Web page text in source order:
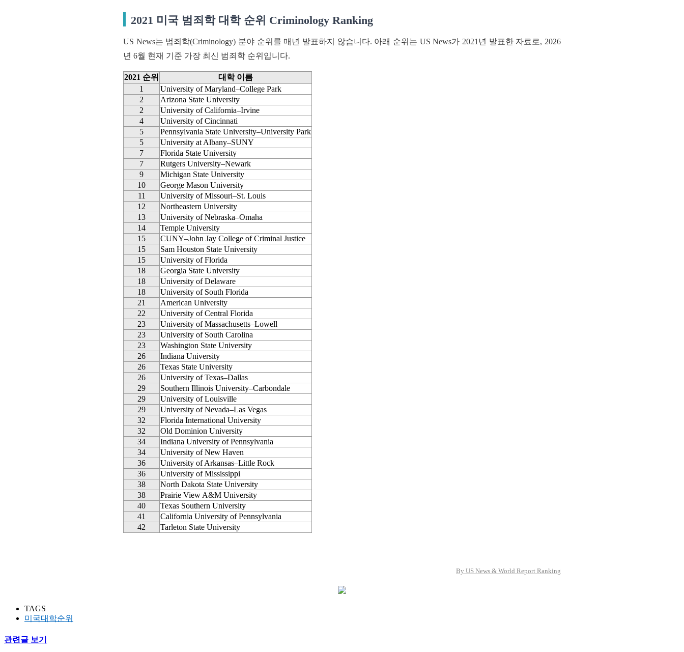
2021 미국 범죄학 대학 순위 Criminology Ranking
US News는 범죄학(Criminology) 분야 순위를 매년 발표하지 않습니다. 아래 순위는 US News가 2021년 발표한 자료로, 2026
년 6월 현재 기준 가장 최신 범죄학 순위입니다.
2021 순위
대학 이름
1
University of Maryland–College Park
2
Arizona State University
2
University of California–Irvine
4
University of Cincinnati
5
Pennsylvania State University–University Park
5
University at Albany–SUNY
7
Florida State University
7
Rutgers University–Newark
9
Michigan State University
10
George Mason University
11
University of Missouri–St. Louis
12
Northeastern University
13
University of Nebraska–Omaha
14
Temple University
15
CUNY–John Jay College of Criminal Justice
15
Sam Houston State University
15
University of Florida
18
Georgia State University
18
University of Delaware
18
University of South Florida
21
American University
22
University of Central Florida
23
University of Massachusetts–Lowell
23
University of South Carolina
23
Washington State University
26
Indiana University
26
Texas State University
26
University of Texas–Dallas
29
Southern Illinois University–Carbondale
29
University of Louisville
29
University of Nevada–Las Vegas
32
Florida International University
32
Old Dominion University
34
Indiana University of Pennsylvania
34
University of New Haven
36
University of Arkansas–Little Rock
36
University of Mississippi
38
North Dakota State University
38
Prairie View A&M University
40
Texas Southern University
41
California University of Pennsylvania
42
Tarleton State University
By US News & World Report Ranking
TAGS
미국대학순위
관련글 보기